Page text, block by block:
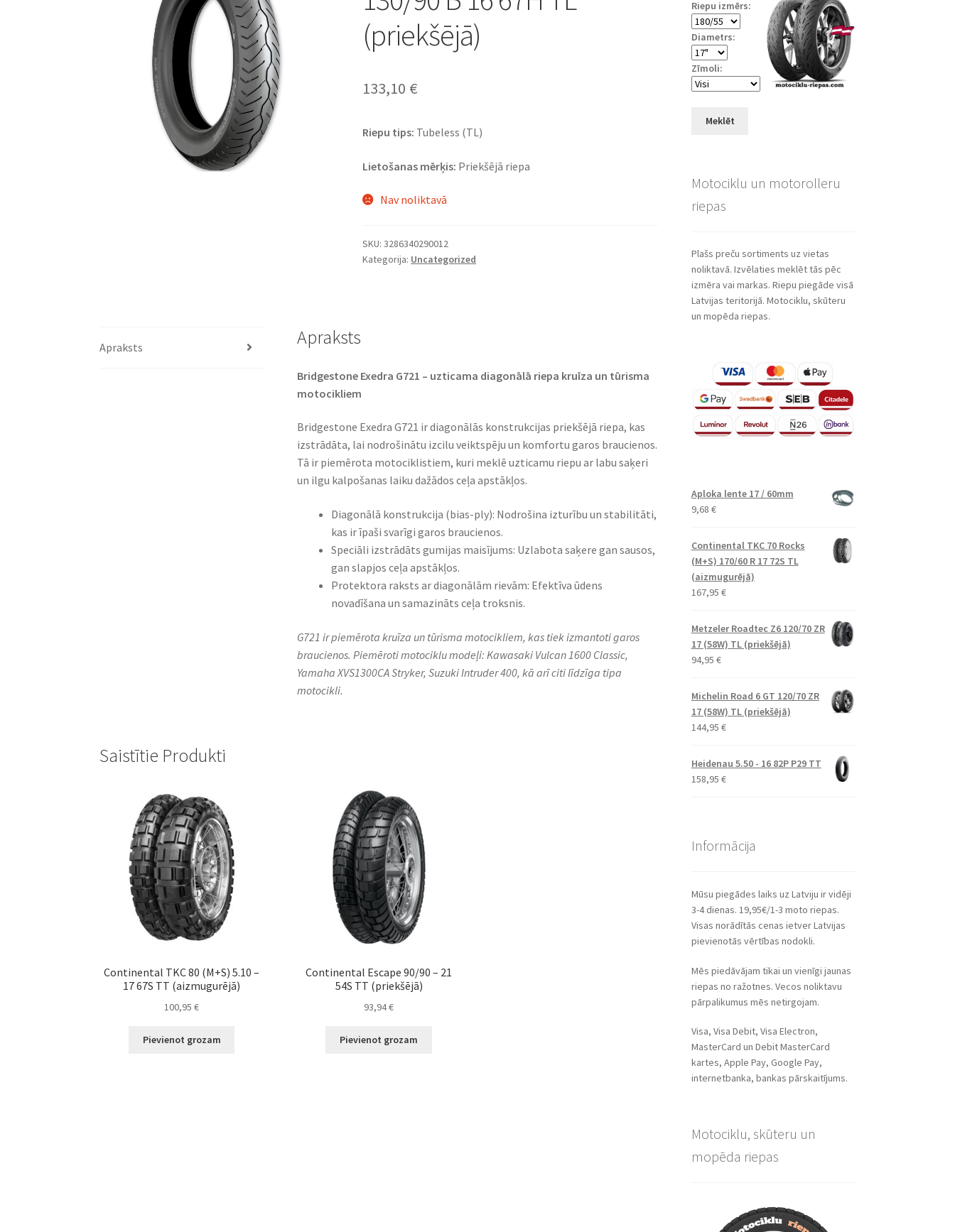
(priekšējā)
133,10 €
Riepu tips: Tubeless (TL)
Lietošanas mērķis: Priekšējā riepa
Nav noliktavā
SKU:3286340290012
Kategorija: Uncategorized
Apraksts Apraksts
Bridgestone Exedra G721 – uzticama diagonālā riepa kruīza un tūrisma
motocikliem​
Bridgestone Exedra G721 ir diagonālās konstrukcijas priekšējā riepa, kas
izstrādāta, lai nodrošinātu izcilu veiktspēju un komfortu garos braucienos.
Tā ir piemērota motociklistiem, kuri meklē uzticamu riepu ar labu saķeri
un ilgu kalpošanas laiku dažādos ceļa apstākļos.​
Diagonālā konstrukcija (bias-ply): Nodrošina izturību un stabilitāti,
kas ir īpaši svarīgi garos braucienos.​
Speciāli izstrādāts gumijas maisījums: Uzlabota saķere gan sausos,
gan slapjos ceļa apstākļos.​
Protektora raksts ar diagonālām rievām: Efektīva ūdens
novadīšana un samazināts ceļa troksnis.​
G721 ir piemērota kruīza un tūrisma motocikliem, kas tiek izmantoti garos
braucienos. Piemēroti motociklu modeļi: Kawasaki Vulcan 1600 Classic,
Yamaha XVS1300CA Stryker, Suzuki Intruder 400, kā arī citi līdzīga tipa
motocikli.​
Saistītie Produkti
Continental TKC 80 (M+S) 5.10 –
17 67S TT (aizmugurējā)
100,95€
Pievienot grozam
Continental Escape 90/90 – 21
54S TT (priekšējā)
93,94€
Pievienot grozam
Riepu izmērs:
Diametrs:
Zīmoli:
Meklēt
Motociklu un motorolleru
riepas
Plašs preču sortiments uz vietas
noliktavā. Izvēlaties meklēt tās pēc
izmēra vai markas. Riepu piegāde visā
Latvijas teritorijā. Motociklu, skūteru
un mopēda riepas.
Aploka lente 17 / 60mm
9,68 €
Continental TKC 70 Rocks
(M+S) 170/60 R 17 72S TL
(aizmugurējā)
167,95 €
Metzeler Roadtec Z6 120/70 ZR
17 (58W) TL (priekšējā)
94,95 €
Michelin Road 6 GT 120/70 ZR
17 (58W) TL (priekšējā)
144,95 €
Heidenau 5.50 - 16 82P P29 TT
158,95 €
Informācija
Mūsu piegādes laiks uz Latviju ir vidēji
3-4 dienas. 19,95€/1-3 moto riepas.
Visas norādītās cenas ietver Latvijas
pievienotās vērtības nodokli.
Mēs piedāvājam tikai un vienīgi jaunas
riepas no ražotnes. Vecos noliktavu
pārpalikumus mēs netirgojam.
Visa, Visa Debit, Visa Electron,
MasterCard un Debit MasterCard
kartes, Apple Pay, Google Pay,
internetbanka, bankas pārskaitījums.
Motociklu, skūteru un
mopēda riepas